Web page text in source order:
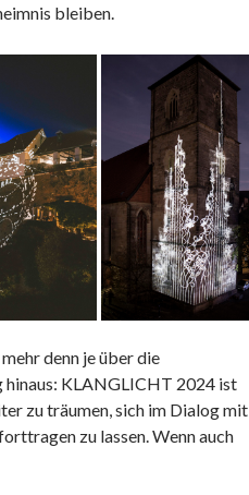
bleiben.
denn je über die
hinaus: KLANGLICHT 2024 ist
zu träumen, sich im Dialog mit
zu lassen. Wenn auch